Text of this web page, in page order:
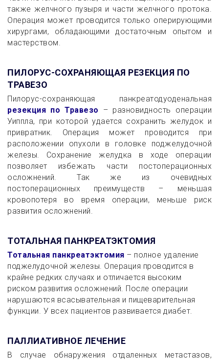
также желчного пузыря и части желчного протока.
Операция может проводится только оперирующими
хирургами, обладающими достаточным опытом и
мастерством.
ПИЛОРУС-СОХРАНЯЮЩАЯ РЕЗЕКЦИЯ ПО
ТРАВЕЗО
Пилорус-сохраняющая панкреатодуоденальная
резекция по Травезо – разновидность операции
Уиппла, при которой удается сохранить желудок и
привратник. Операция может проводится при
расположении опухоли в головке поджелудочной
железы. Сохранение желудка в ходе операции
позволяет избежать части постоперационных
осложнений. Так же из очевидных
постоперационных преимуществ – меньшая
кровопотеря во время операции, меньше риск
развития осложнений.
ТОТАЛЬНАЯ ПАНКРЕАТЭКТОМИЯ
Тотальная панкреатэктомия – полное удаление
поджелудочной железы. Операция проводится в
крайне редких случаях и отличается высоким
риском развития осложнений. После операции
нарушаются всасывательная и пищеварительная
функции. У всех пациентов развивается диабет.
ПАЛЛИАТИВНОЕ ЛЕЧЕНИЕ
В случае обнаружения отдаленных метастазов,